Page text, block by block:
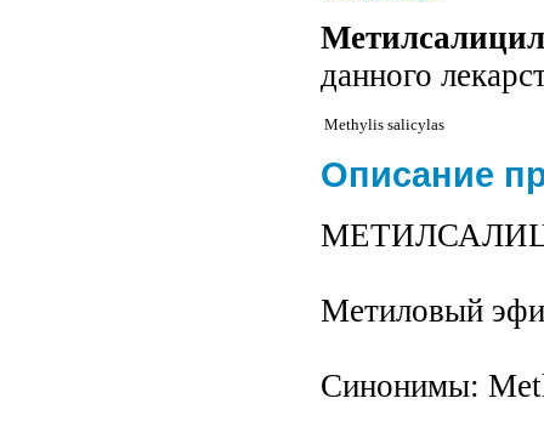
данного
Methylis salicylas
Описание
Метиловый
Синонимы: